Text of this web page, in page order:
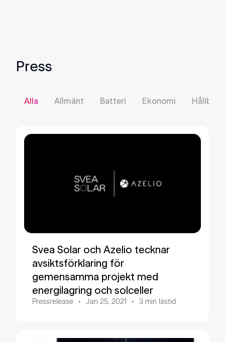
Press
Alla Allmänt Batteri Ekonomi
Svea Solar och Azelio tecknar
avsiktsförklaring för
gemensamma projekt med
energilagring och solceller
Pressrelease Jan 25, 2021 3 min lästid